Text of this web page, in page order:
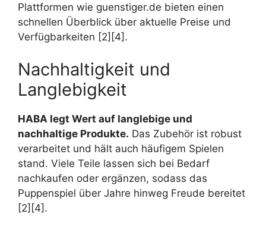
Plattformen wie guenstiger.de bieten einen
schnellen Überblick über aktuelle Preise und
Verfügbarkeiten [2][4].
Nachhaltigkeit und
Langlebigkeit
HABA legt Wert auf langlebige und
nachhaltige Produkte. Das Zubehör ist robust
verarbeitet und hält auch häufigem Spielen
stand. Viele Teile lassen sich bei Bedarf
nachkaufen oder ergänzen, sodass das
Puppenspiel über Jahre hinweg Freude bereitet
[2][4].